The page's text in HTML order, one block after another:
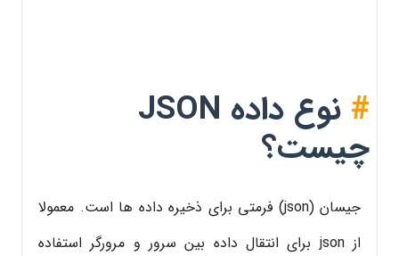
# نوع داده JSON
چیست؟
جیسان (json) فرمتی برای ذخیره داده ها است. معمولا
از json برای انتقال داده بین سرور و مرورگر استفاده